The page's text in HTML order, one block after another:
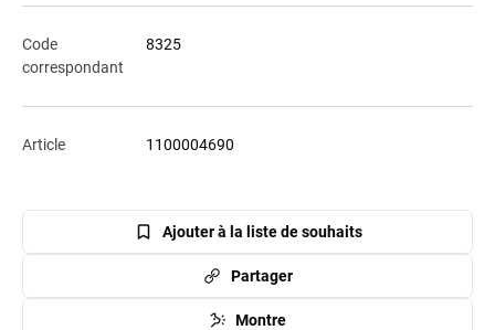
Code
correspondant
8325
Article 1100004690
Ajouter à la liste de souhaits
Partager
Montre